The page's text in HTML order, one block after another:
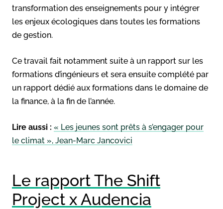
transformation des enseignements pour y intégrer
les enjeux écologiques dans toutes les formations
de gestion.
Ce travail fait notamment suite à un rapport sur les
formations d’ingénieurs et sera ensuite complété par
un rapport dédié aux formations dans le domaine de
la finance, à la fin de l’année.
Lire aussi : « Les jeunes sont prêts à s’engager pour
le climat », Jean-Marc Jancovici
Le rapport The Shift
Project x Audencia